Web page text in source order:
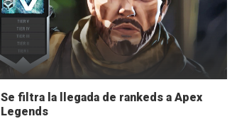
Se filtra la llegada de rankeds a Apex
Legends